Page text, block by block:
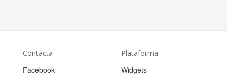
Contacta
Facebook
Plataforma
Widgets